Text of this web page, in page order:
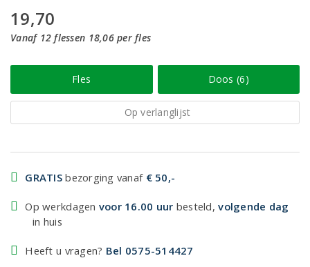
19,70
Vanaf 12 flessen 18,06 per fles
Fles Doos (6)
Op verlanglijst
GRATIS bezorging vanaf € 50,-
Op werkdagen voor 16.00 uur besteld,volgende dag
in huis
Heeft u vragen? Bel 0575-514427